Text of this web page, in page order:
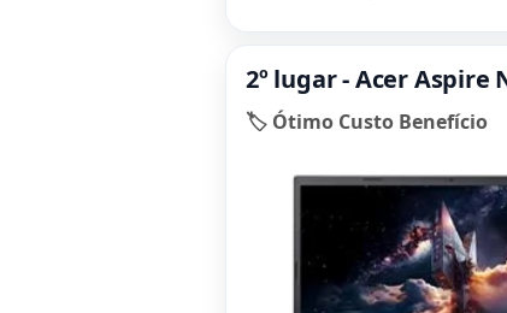
2º lugar - Acer Aspire
🏷️ Ótimo Custo Benefício